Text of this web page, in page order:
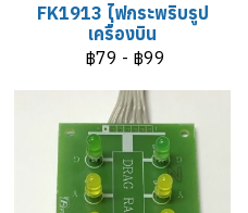
FK1913 ไฟกระพริบรูป
เครื่องบิน
฿79 - ฿99